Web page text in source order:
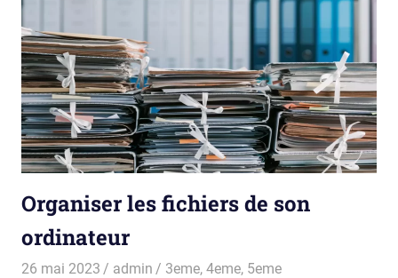
Organiser les fichiers de son
ordinateur
26 mai 2023 admin 3eme,4eme, 5eme